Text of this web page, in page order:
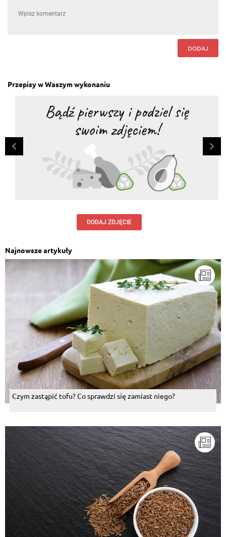
DODAJ
Przepisy w Waszym wykonaniu
DODAJ ZDJĘCIE
Najnowsze artykuły
Czym zastąpić tofu? Co sprawdzi się zamiast niego?